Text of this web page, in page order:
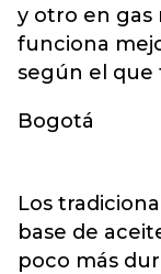
y otro en gas
funciona
según el que
Bogotá
Los
base de
poco más